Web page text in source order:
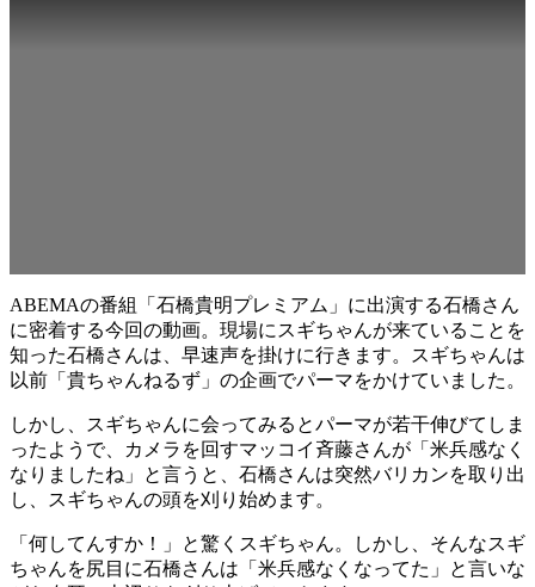
ABEMAの番組「石橋貴明プレミアム」に出演する石橋さん
に密着する今回の動画。現場にスギちゃんが来ていることを
知った石橋さんは、早速声を掛けに行きます。スギちゃんは
以前「貴ちゃんねるず」の企画でパーマをかけていました。
しかし、スギちゃんに会ってみるとパーマが若干伸びてしま
ったようで、カメラを回すマッコイ斉藤さんが「米兵感なく
なりましたね」と言うと、石橋さんは突然バリカンを取り出
し、スギちゃんの頭を刈り始めます。
「何してんすか！」と驚くスギちゃん。しかし、そんなスギ
ちゃんを尻目に石橋さんは「米兵感なくなってた」と言いな